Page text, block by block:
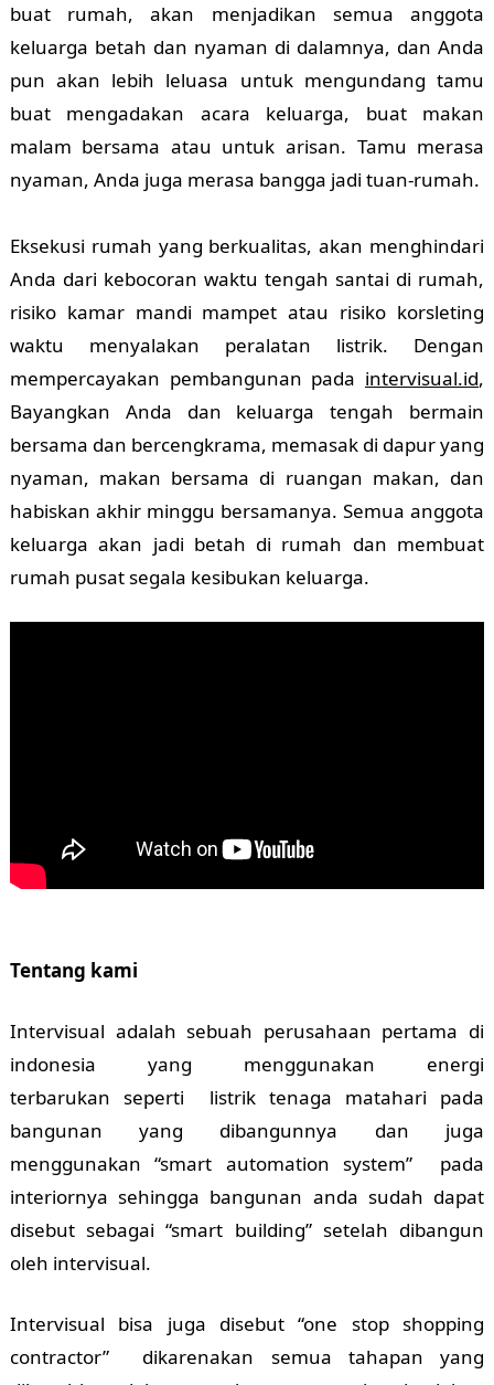
buat rumah, akan menjadikan semua anggota
keluarga betah dan nyaman di dalamnya, dan Anda
pun akan lebih leluasa untuk mengundang tamu
buat mengadakan acara keluarga, buat makan
malam bersama atau untuk arisan. Tamu merasa
nyaman, Anda juga merasa bangga jadi tuan-rumah.
Eksekusi rumah yang berkualitas, akan menghindari
Anda dari kebocoran waktu tengah santai di rumah,
risiko kamar mandi mampet atau risiko korsleting
waktu menyalakan peralatan listrik. Dengan
mempercayakan pembangunan pada intervisual.id,
Bayangkan Anda dan keluarga tengah bermain
bersama dan bercengkrama, memasak di dapur yang
nyaman, makan bersama di ruangan makan, dan
habiskan akhir minggu bersamanya. Semua anggota
keluarga akan jadi betah di rumah dan membuat
rumah pusat segala kesibukan keluarga.
Tentang kami
Intervisual adalah sebuah perusahaan pertama di
indonesia yang menggunakan energi
terbarukan seperti listrik tenaga matahari pada
bangunan yang dibangunnya dan juga
menggunakan “smart automation system” pada
interiornya sehingga bangunan anda sudah dapat
disebut sebagai “smart building” setelah dibangun
oleh intervisual.
Intervisual bisa juga disebut “one stop shopping
contractor” dikarenakan semua tahapan yang